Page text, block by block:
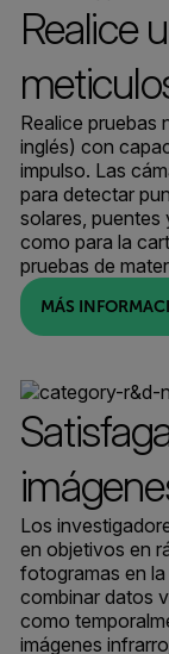
Realice
Realice pruebas
inglés) con
impulso. Las
para detectar
solares,
como para la
pruebas de
MÁS
Los
en objetivos en
fotogramas en
combinar datos
como
imágenes